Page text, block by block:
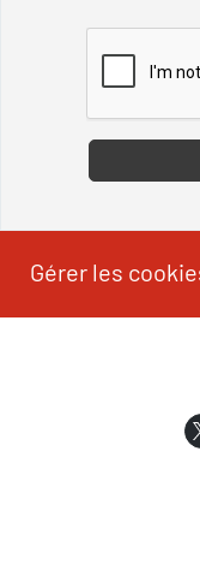
Gérer les